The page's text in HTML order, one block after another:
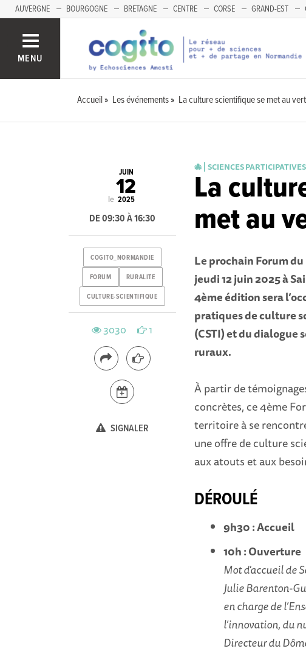
AUVERGNE BOURGOGNE BRETAGNE CENTRE CORSE GRAND-EST
MENU
Accueil Les événements La culture scientifique se met au
🐙 ⎜SCIENCES PARTICIPATIVES
La
met au
Le prochain Forum
jeudi 12 juin 2025 à
4ème édition sera
pratiques de culture
(CSTI) et du dialogue
ruraux.
À partir de
concrètes, ce 4ème
territoire à se
une offre de culture
aux atouts et aux
DÉROULÉ
9h30 : Accueil
10h : Ouverture
Mot d'accueil de
Julie Barenton-
en charge de
l’innovation, du
Directeur du
le
JUIN
12
2025
DE 09:30 À 16:30
COGITO_NORMANDIE
FORUM RURALITE
CULTURE-SCIENTIFIQUE
3030 1
SIGNALER